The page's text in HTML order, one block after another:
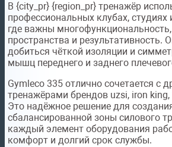
В {city_pr} {region_pr} тренажёр
профессиональных клубах, студиях
где важны
пространства и результативность.
добиться чёткой изоляции и
мышц переднего и заднего
Gymleco 335 отлично сочетается с
тренажёрами брендов uzsi, iron king,
Это надёжное решение для
сбалансированной зоны силового
каждый элемент оборудования
комфорт и долгий срок службы.